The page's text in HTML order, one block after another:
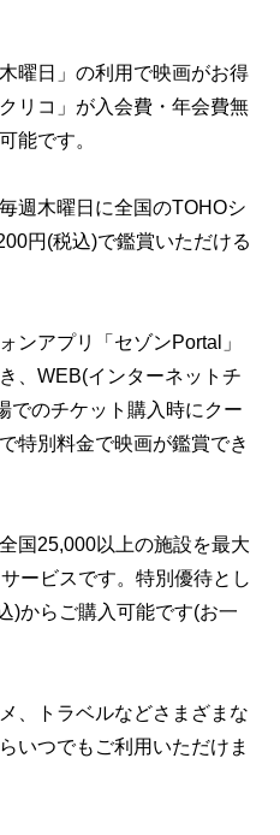
曜日」の利用で映画がお得
リコ」が入会費・年会費無
能です。
週木曜日に全国のTOHOシ
円(税込)で鑑賞いただける
ンアプリ「セゾンPortal」
、WEB(インターネットチ
でのチケット購入時にクー
特別料金で映画が鑑賞でき
国25,000以上の施設を最大
ービスです。特別優待とし
)からご購入可能です(お一
、トラベルなどさまざまな
いつでもご利用いただけま